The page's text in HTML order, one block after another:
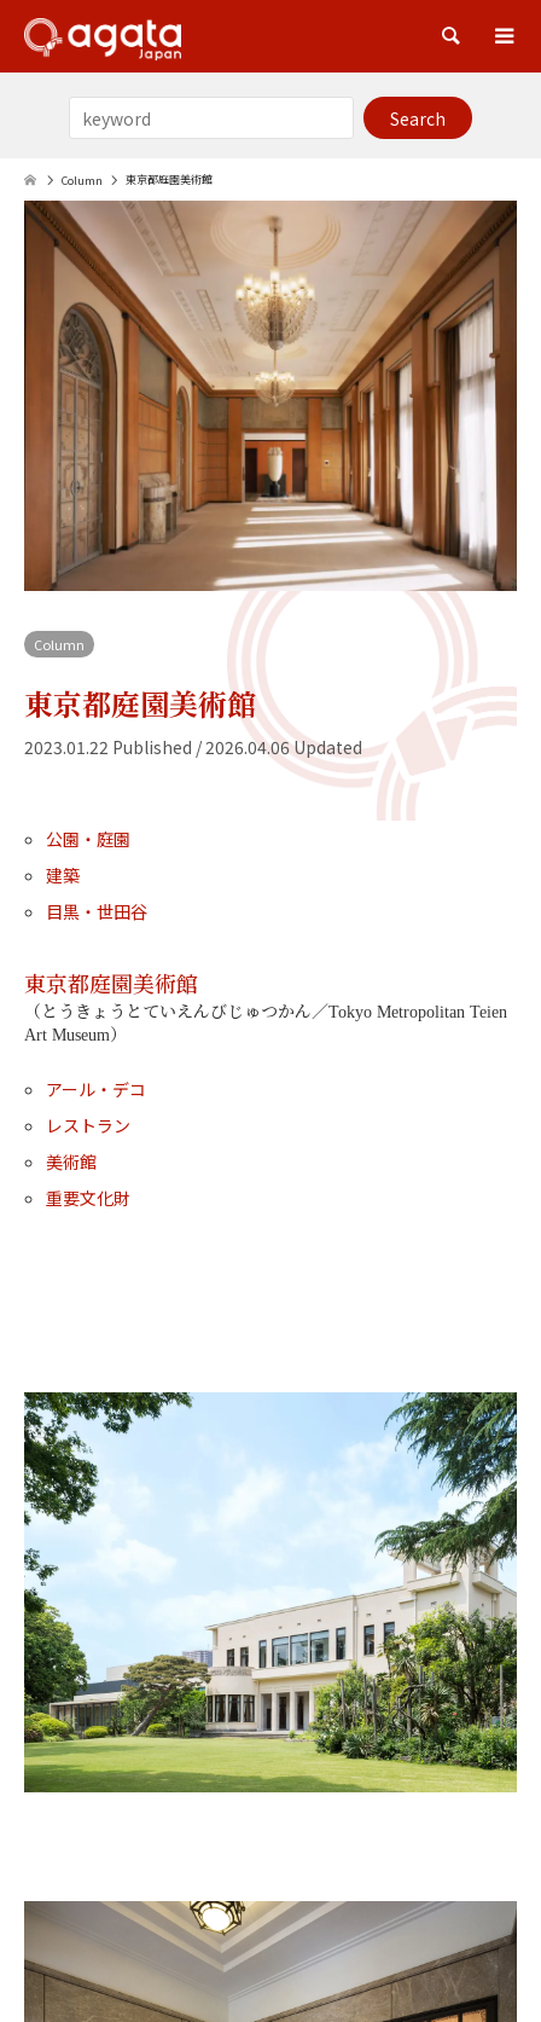
Column 東京都庭園美術館
Column
東京都庭園美術館
2023.01.22 Published / 2026.04.06 Updated
公園・庭園
建築
目黒・世田谷
東京都庭園美術館
（とうきょうとていえんびじゅつかん／Tokyo Metropolitan Teien
Art Museum）
アール・デコ
レストラン
美術館
重要文化財